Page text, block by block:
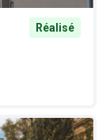
Réalisé